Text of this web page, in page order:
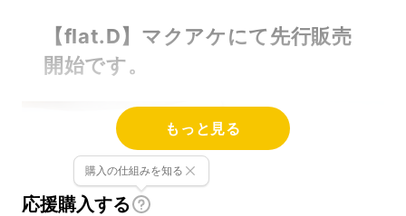
【flat.D】マクアケにて先行販売
開始です。
もっと見る
応援購入する
購入の仕組みを知る